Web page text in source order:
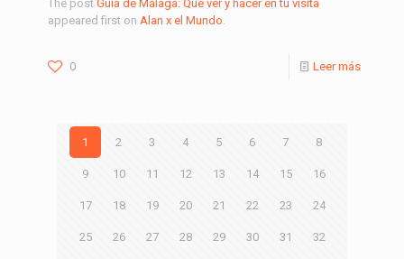
The post Guía de Málaga: Qué ver y hacer en tu visita
appeared first on Alan x el Mundo
0 Leer más
1 2 3 4 5 6 7 8
9 10 11 12 13 14 15 16
17 18 19 20 21 22 23 24
25 26 27 28 29 30 31 32